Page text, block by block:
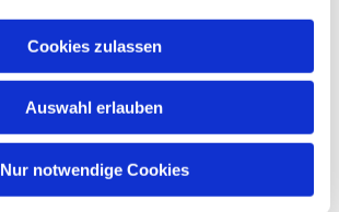
Cookies zulassen
Auswahl erlauben
Nur notwendige Cookies
Datenschutz
AGB
Widerruf